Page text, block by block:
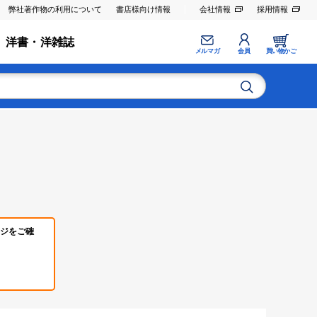
弊社著作物の利用について 書店様向け情報 会社情報 採用情報
洋書・洋雑誌
メルマガ 会員 買い物かご
をご確